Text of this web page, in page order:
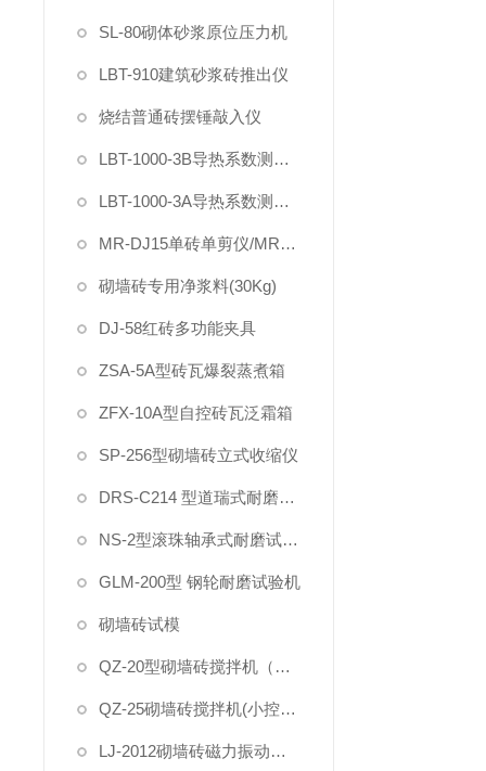
SL-80砌体砂浆原位压力机
LBT-910建筑砂浆砖推出仪
烧结普通砖摆锤敲入仪
LBT-1000-3B导热系数测定仪（电动加载试件）
LBT-1000-3A导热系数测定仪
MR-DJ15单砖单剪仪/MR-DYS75单砖原位双剪仪
砌墙砖专用净浆料(30Kg)
DJ-58红砖多功能夹具
ZSA-5A型砖瓦爆裂蒸煮箱
ZFX-10A型自控砖瓦泛霜箱
SP-256型砌墙砖立式收缩仪
DRS-C214 型道瑞式耐磨试验机
NS-2型滚珠轴承式耐磨试验机
GLM-200型 钢轮耐磨试验机
砌墙砖试模
QZ-20型砌墙砖搅拌机（大控制器）
QZ-25砌墙砖搅拌机(小控制器)
LJ-2012砌墙砖磁力振动台(抛光)-喷漆